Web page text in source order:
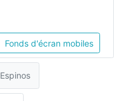
Fonds d'écran mobiles
Espinos